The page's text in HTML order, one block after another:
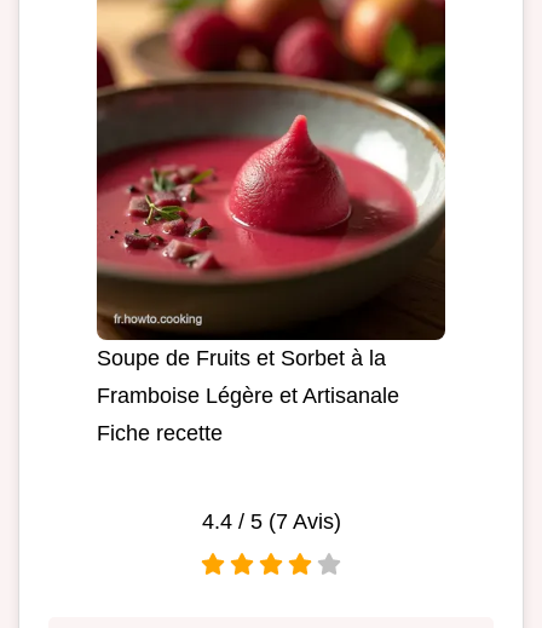
Soupe de Fruits et Sorbet à la
Framboise Légère et Artisanale
Fiche recette
4.4/ 5 (7Avis)